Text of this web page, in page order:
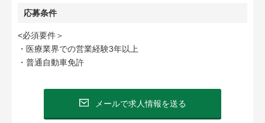
応募条件
<必須要件＞
・医療業界での営業経験3年以上
・普通自動車免許
メールで求人情報を送る